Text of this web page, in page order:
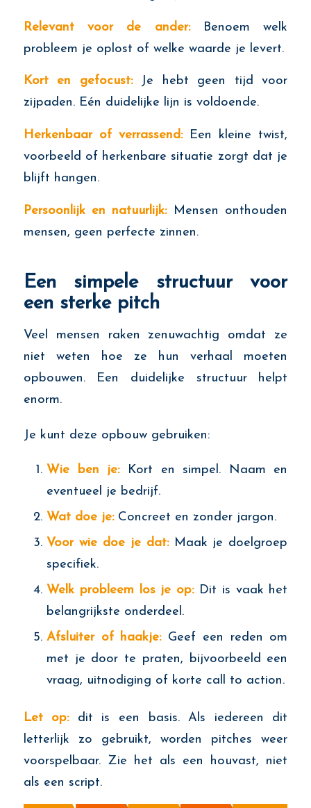
Relevant voor de ander:Benoem welk
probleem je oplost of welke waarde je levert.
Kort en gefocust:Je hebt geen tijd voor
zijpaden. Eén duidelijke lijn is voldoende.
Herkenbaar of verrassend:Een kleine twist,
voorbeeld of herkenbare situatie zorgt dat je
blijft hangen.
Persoonlijk en natuurlijk:
Mensen onthouden
mensen, geen perfecte zinnen.
Een simpele structuur voor
een sterke pitch
Veel mensen raken zenuwachtig omdat ze
niet weten hoe ze hun verhaal moeten
opbouwen. Een duidelijke structuur helpt
enorm.
Je kunt deze opbouw gebruiken:
Wie ben je:Kort en simpel. Naam en
eventueel je bedrijf.
Wat doe je: Concreet en zonder jargon.
Voor wie doe je dat:Maak je doelgroep
specifiek.
Welk probleem los je op:Dit is vaak het
belangrijkste onderdeel.
Afsluiter of haakje: Geef een reden om
met je door te praten, bijvoorbeeld een
vraag, uitnodiging of korte call to action.
Let op:dit is een basis. Als iedereen dit
letterlijk zo gebruikt, worden pitches weer
voorspelbaar. Zie het als een houvast, niet
als een script.